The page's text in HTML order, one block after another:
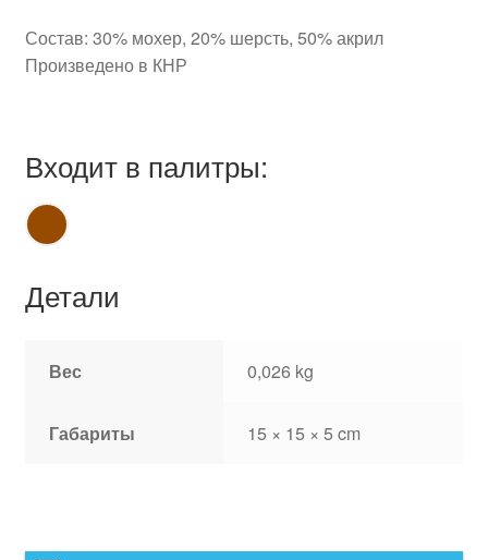
Состав: 30% мохер, 20% шерсть, 50% акрил
Произведено в КНР
Входит в палитры:
Детали
Вес 0,026 kg
Габариты 15 × 15 × 5 cm